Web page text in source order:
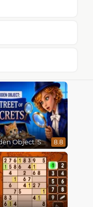
Hidden Object: Street Of Secrets 8.8